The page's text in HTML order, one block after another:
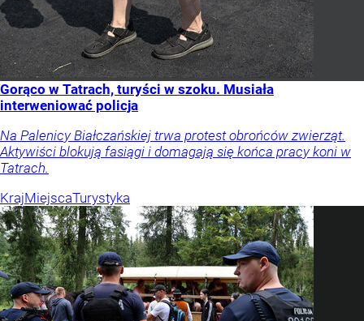
Gorąco w Tatrach, turyści w szoku. Musiała
interweniować policja
Na Palenicy Białczańskiej trwa protest obrońców zwierząt.
Aktywiści blokują fasiągi i domagają się końca pracy koni w
Tatrach.
KrajMiejscaTurystyka